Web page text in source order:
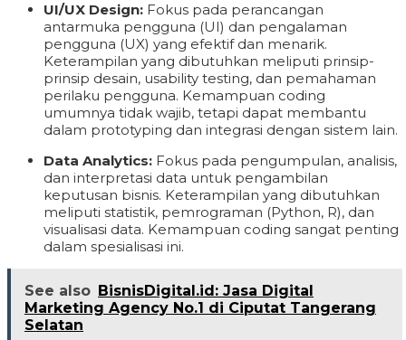
UI/UX Design: Fokus pada perancangan
antarmuka pengguna (UI) dan pengalaman
pengguna (UX) yang efektif dan menarik.
Keterampilan yang dibutuhkan meliputi prinsip-
prinsip desain, usability testing, dan pemahaman
perilaku pengguna. Kemampuan coding
umumnya tidak wajib, tetapi dapat membantu
dalam prototyping dan integrasi dengan sistem lain.
Data Analytics: Fokus pada pengumpulan, analisis,
dan interpretasi data untuk pengambilan
keputusan bisnis. Keterampilan yang dibutuhkan
meliputi statistik, pemrograman (Python, R), dan
visualisasi data. Kemampuan coding sangat penting
dalam spesialisasi ini.
See also BisnisDigital.id: Jasa Digital
Marketing Agency No.1 di Ciputat Tangerang
Selatan